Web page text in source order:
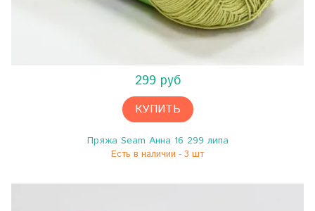
299 руб
КУПИТЬ
Пряжа Seam Анна 16 299 липа
Есть в наличии - 3 шт